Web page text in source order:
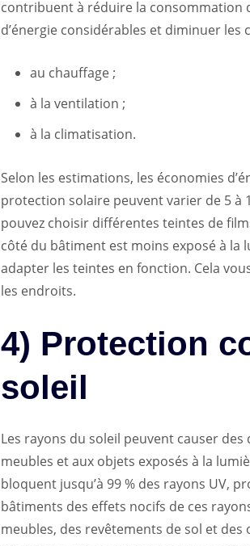
contribuent à réduire la consommation
d’énergie considérables et diminuer les
au chauffage ;
à la ventilation ;
à la climatisation.
Selon les estimations, les économies
protection solaire peuvent varier de 5 à
pouvez choisir différentes teintes de
côté du bâtiment est moins exposé à la
adapter les teintes en fonction. Cela
les endroits.
4) Protection
soleil
Les rayons du soleil peuvent causer
meubles et aux objets exposés à la
bloquent jusqu’à 99 % des rayons UV,
bâtiments des effets nocifs de ces
meubles, des revêtements de sol et